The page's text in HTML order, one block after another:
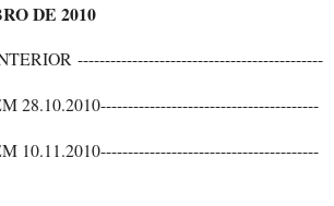
DE 2010
---------------------------------------------
28.10.2010----------------------------------------
10.11.2010----------------------------------------